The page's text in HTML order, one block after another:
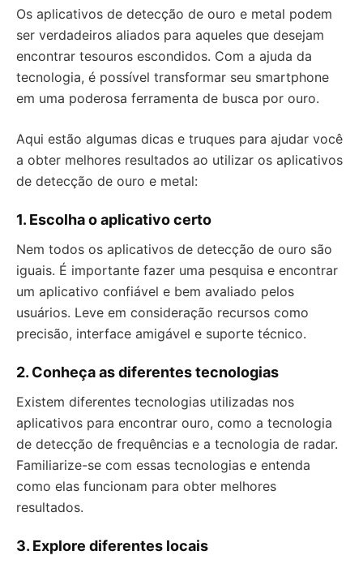
Os aplicativos de detecção de ouro e metal podem
ser verdadeiros aliados para aqueles que desejam
encontrar tesouros escondidos. Com a ajuda da
tecnologia, é possível transformar seu smartphone
em uma poderosa ferramenta de busca por ouro.
Aqui estão algumas dicas e truques para ajudar você
a obter melhores resultados ao utilizar os aplicativos
de detecção de ouro e metal:
1. Escolha o aplicativo certo
Nem todos os aplicativos de detecção de ouro são
iguais. É importante fazer uma pesquisa e encontrar
um aplicativo confiável e bem avaliado pelos
usuários. Leve em consideração recursos como
precisão, interface amigável e suporte técnico.
2. Conheça as diferentes tecnologias
Existem diferentes tecnologias utilizadas nos
aplicativos para encontrar ouro, como a tecnologia
de detecção de frequências e a tecnologia de radar.
Familiarize-se com essas tecnologias e entenda
como elas funcionam para obter melhores
resultados.
3. Explore diferentes locais